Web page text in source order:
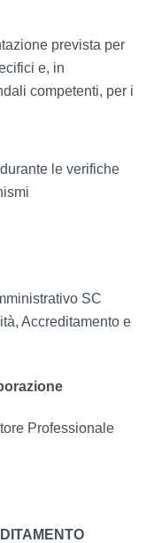
prevista per
e, in
competenti, per i
le verifiche
SC
Accreditamento e
Professionale